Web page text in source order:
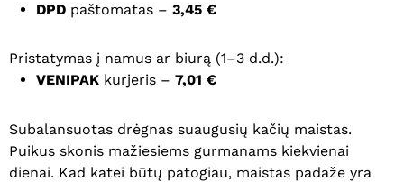
DPD paštomatas – 3,45 €
Pristatymas į namus ar biurą (1–3 d.d.):
VENIPAK kurjeris – 7,01 €
Subalansuotas drėgnas suaugusių kačių maistas.
Puikus skonis mažiesiems gurmanams kiekvienai
dienai. Kad katei būtų patogiau, maistas padaže yra